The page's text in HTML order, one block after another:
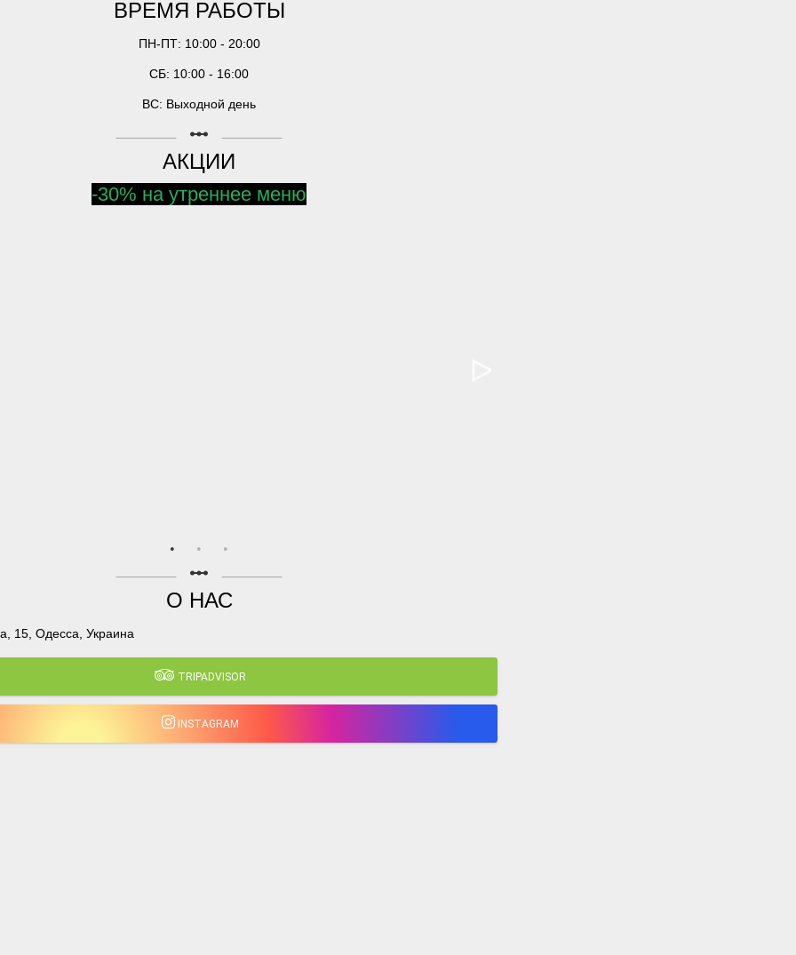
ВРЕМЯ РАБОТЫ
ПН-ПТ: 10:00 - 20:00
СБ: 10:00 - 16:00
ВС: Выходной день
linear_scale
АКЦИИ
-30% на утреннее меню
linear_scale
О НАС
15, Одесса, Украина
TRIPADVISOR
INSTAGRAM